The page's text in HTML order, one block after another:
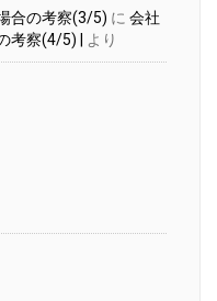
合の考察(3/5) に 会社
考察(4/5) |
より